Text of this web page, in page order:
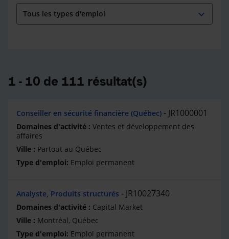
expand_more
1 - 10 de 111 résultat(s)
Conseiller en sécurité financière (Québec) JR1000001
Ventes et développement des
affaires
Partout au Québec
Emploi permanent
Analyste, Produits structurés JR10027340
Capital Market
Montréal, Québec
Emploi permanent